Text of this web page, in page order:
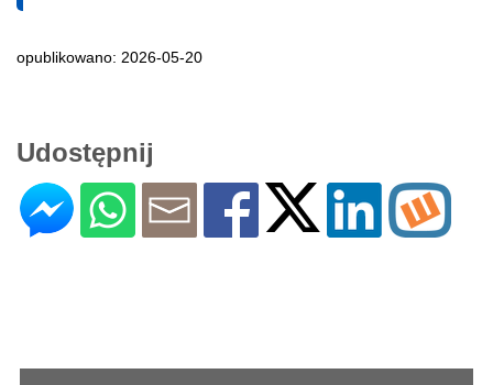
opublikowano: 2026-05-20
Udostępnij